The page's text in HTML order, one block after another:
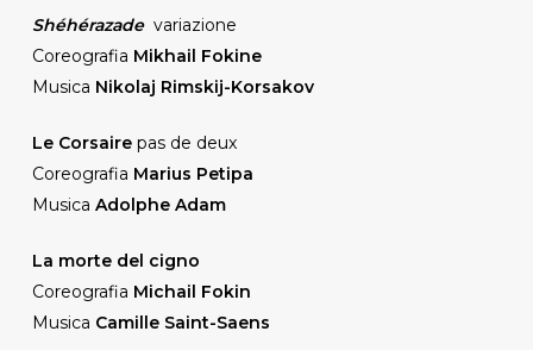
Shéhérazade variazione
Coreografia Mikhail Fokine
Musica Nikolaj Rimskij-Korsakov
Le Corsaire pas de deux
Coreografia Marius Petipa
Musica Adolphe Adam
La morte del cigno
Coreografia Michail Fokin
Musica Camille Saint-Saens